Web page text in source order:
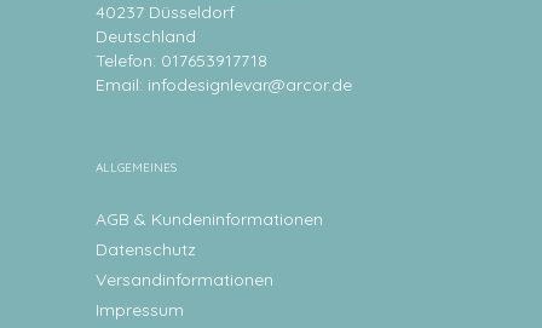
40237 Düsseldorf
Deutschland
Telefon: 017653917718
Email: infodesignlevar@arcor.de
ALLGEMEINES
AGB & Kundeninformationen
Datenschutz
Versandinformationen
Impressum